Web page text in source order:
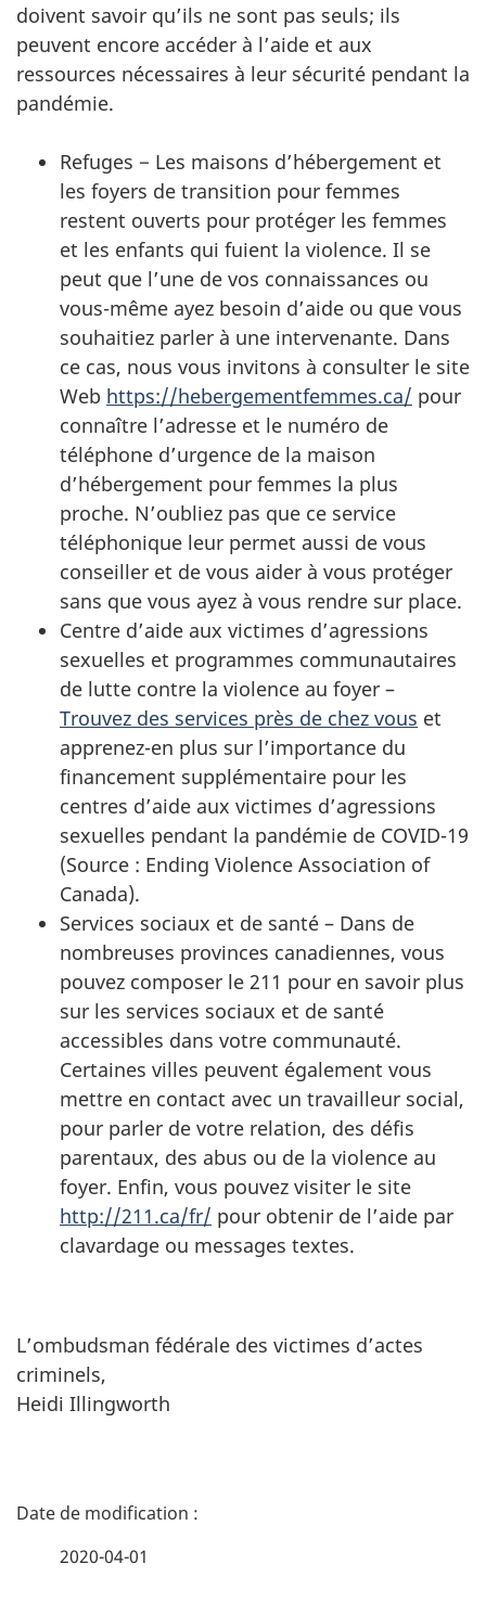
doivent savoir qu’ils ne sont pas seuls; ils
peuvent encore accéder à l’aide et aux
ressources nécessaires à leur sécurité pendant la
pandémie.
Refuges − Les maisons d’hébergement et
les foyers de transition pour femmes
restent ouverts pour protéger les femmes
et les enfants qui fuient la violence. Il se
peut que l’une de vos connaissances ou
vous-même ayez besoin d’aide ou que vous
souhaitiez parler à une intervenante. Dans
ce cas, nous vous invitons à consulter le site
Web https://hebergementfemmes.ca/ pour
connaître l’adresse et le numéro de
téléphone d’urgence de la maison
d’hébergement pour femmes la plus
proche. N’oubliez pas que ce service
téléphonique leur permet aussi de vous
conseiller et de vous aider à vous protéger
sans que vous ayez à vous rendre sur place.
Centre d’aide aux victimes d’agressions
sexuelles et programmes communautaires
de lutte contre la violence au foyer –
Trouvez des services près de chez vous et
apprenez-en plus sur l’importance du
financement supplémentaire pour les
centres d’aide aux victimes d’agressions
sexuelles pendant la pandémie de COVID-19
(Source : Ending Violence Association of
Canada).
Services sociaux et de santé – Dans de
nombreuses provinces canadiennes, vous
pouvez composer le 211 pour en savoir plus
sur les services sociaux et de santé
accessibles dans votre communauté.
Certaines villes peuvent également vous
mettre en contact avec un travailleur social,
pour parler de votre relation, des défis
parentaux, des abus ou de la violence au
foyer. Enfin, vous pouvez visiter le site
http://211.ca/fr/ pour obtenir de l’aide par
clavardage ou messages textes.
L’ombudsman fédérale des victimes d’actes
criminels,
Heidi Illingworth
D
2020-04-01